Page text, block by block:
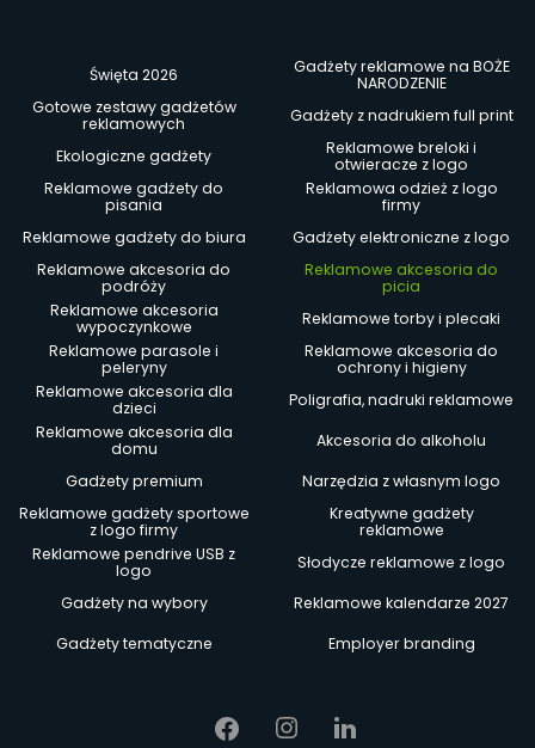
Święta 2026
Gadżety reklamowe na BOŻE
NARODZENIE
Gotowe zestawy gadżetów
reklamowych
Gadżety z nadrukiem full print
Ekologiczne gadżety
Reklamowe breloki i
otwieracze z logo
Reklamowe gadżety do
pisania
Reklamowa odzież z logo
firmy
Reklamowe gadżety do biura
Gadżety elektroniczne z logo
Reklamowe akcesoria do
podróży
Reklamowe akcesoria do
picia
Reklamowe akcesoria
wypoczynkowe
Reklamowe torby i plecaki
Reklamowe parasole i
peleryny
Reklamowe akcesoria do
ochrony i higieny
Reklamowe akcesoria dla
dzieci
Poligrafia, nadruki reklamowe
Reklamowe akcesoria dla
domu
Akcesoria do alkoholu
Gadżety premium
Narzędzia z własnym logo
Reklamowe gadżety sportowe
z logo firmy
Kreatywne gadżety
reklamowe
Reklamowe pendrive USB z
logo
Słodycze reklamowe z logo
Gadżety na wybory
Reklamowe kalendarze 2027
Gadżety tematyczne
Employer branding